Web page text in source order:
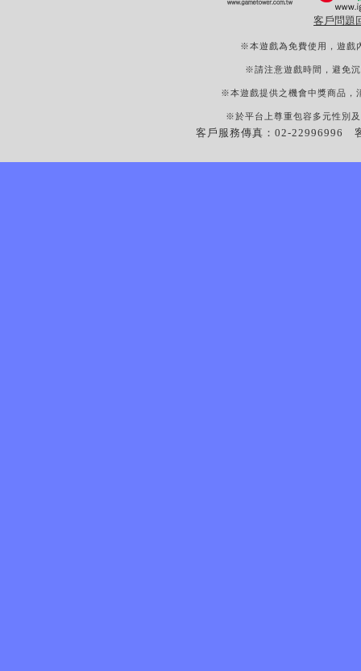
客戶問題
※本遊戲為免費使用，遊戲
※請注意遊戲時間，避免
※本遊戲提供之機會中獎商品，
※於平台上尊重包容多元性別
客戶服務傳真：02-22996996